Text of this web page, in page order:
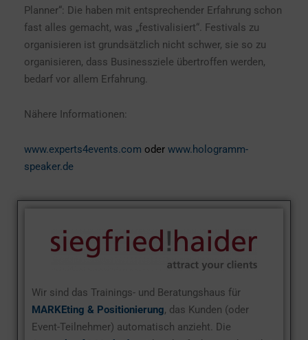
Planner“: Die haben mit entsprechender Erfahrung schon
fast alles gemacht, was „festivalisiert“. Festivals zu
organisieren ist grundsätzlich nicht schwer, sie so zu
organisieren, dass Businessziele übertroffen werden,
bedarf vor allem Erfahrung.
Nähere Informationen:
www.experts4events.com oder www.hologramm-
speaker.de
Wir sind das Trainings- und Beratungshaus für
MARKEting & Positionierung, das Kunden (oder
Event-Teilnehmer) automatisch anzieht. Die